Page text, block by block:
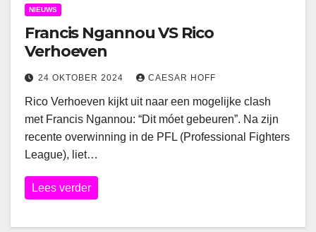
NIEUWS
Francis Ngannou VS Rico
Verhoeven
24 OKTOBER 2024 CAESAR HOFF
Rico Verhoeven kijkt uit naar een mogelijke clash
met Francis Ngannou: “Dit móet gebeuren”. Na zijn
recente overwinning in de PFL (Professional Fighters
League), liet…
Lees verder